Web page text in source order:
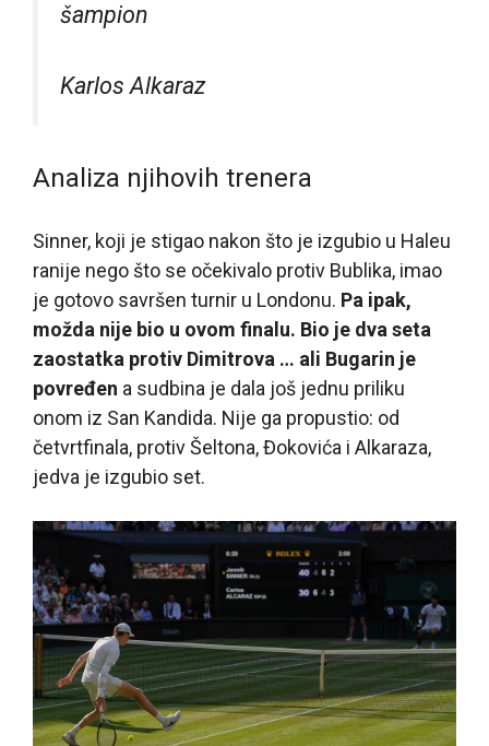
šampion
Karlos Alkaraz
Analiza njihovih trenera
Sinner, koji je stigao nakon što je izgubio u Haleu
ranije nego što se očekivalo protiv Bublika, imao
je gotovo savršen turnir u Londonu. Pa ipak,
možda nije bio u ovom finalu. Bio je dva seta
zaostatka protiv Dimitrova … ali Bugarin je
povređen a sudbina je dala još jednu priliku
onom iz San Kandida. Nije ga propustio: od
četvrtfinala, protiv Šeltona, Đokovića i Alkaraza,
jedva je izgubio set.